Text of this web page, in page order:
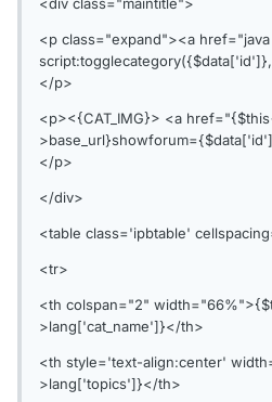
<div class="maintitle">
<p class="expand"><a href="java
</p>
<p><{CAT_IMG}> <a
</p>
</div>
<table class='ipbtable'
<tr>
<th colspan="2"
>lang['cat_name']}</th>
<th style='text-align:center'
>lang['topics']}</th>